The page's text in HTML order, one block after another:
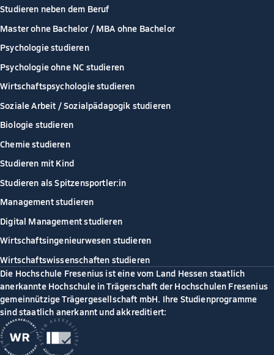
Studieren neben dem Beruf
Master ohne Bachelor / MBA ohne Bachelor
Psychologie studieren
Psychologie ohne NC studieren
Wirtschaftspsychologie studieren
Soziale Arbeit / Sozialpädagogik studieren
Biologie studieren
Chemie studieren
Studieren mit Kind
Studieren als Spitzensportler:in
Management studieren
Digital Management studieren
Wirtschaftsingenieurwesen studieren
Wirtschaftswissenschaften studieren
Die Hochschule Fresenius ist eine vom Land Hessen staatlich
anerkannte Hochschule in Trägerschaft der Hochschulen Fresenius
gemeinnützige Trägergesellschaft mbH. Ihre Studienprogramme
sind staatlich anerkannt und akkreditiert: